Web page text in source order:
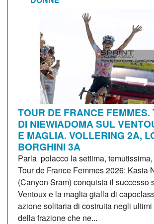
TOUR DE FRANCE FEMMES.
DI NIEWIADOMA SUL
E MAGLIA. VOLLERING 2A,
BORGHINI 3A
Parla polacco la settima,
Tour de France Femmes 2026: Kasia
(Canyon Sram) conquista il successo
Ventoux e la maglia gialla di
azione solitaria di costruita negli
della frazione che ne...